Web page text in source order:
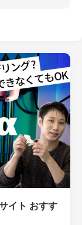
イト おすす